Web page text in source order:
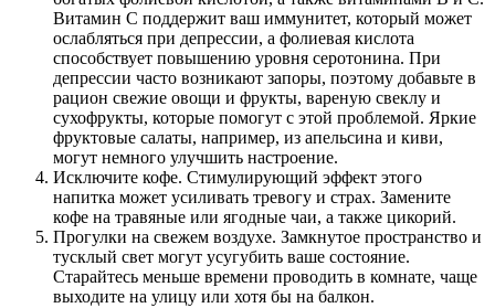
Витамин С поддержит ваш иммунитет, который может
ослабляться при депрессии, а фолиевая кислота
способствует повышению уровня серотонина. При
депрессии часто возникают запоры, поэтому добавьте в
рацион свежие овощи и фрукты, вареную свеклу и
сухофрукты, которые помогут с этой проблемой. Яркие
фруктовые салаты, например, из апельсина и киви,
могут немного улучшить настроение.
Исключите кофе. Стимулирующий эффект этого
напитка может усиливать тревогу и страх. Замените
кофе на травяные или ягодные чаи, а также цикорий.
Прогулки на свежем воздухе. Замкнутое пространство и
тусклый свет могут усугубить ваше состояние.
Старайтесь меньше времени проводить в комнате, чаще
выходите на улицу или хотя бы на балкон.